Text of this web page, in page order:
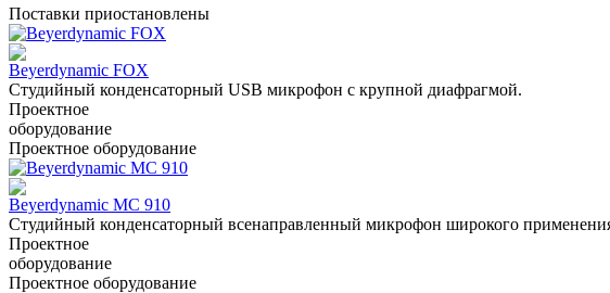
Поставки приостановлены
Beyerdynamic FOX
Студийный конденсаторный USB микрофон с крупной диафрагмой.
Проектное
оборудование
Проектное оборудование
Beyerdynamic MC 910
Студийный конденсаторный всенаправленный микрофон широкого
Проектное
оборудование
Проектное оборудование